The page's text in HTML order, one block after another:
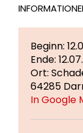
Beginn:
Ende:
Ort:
64285
In Google